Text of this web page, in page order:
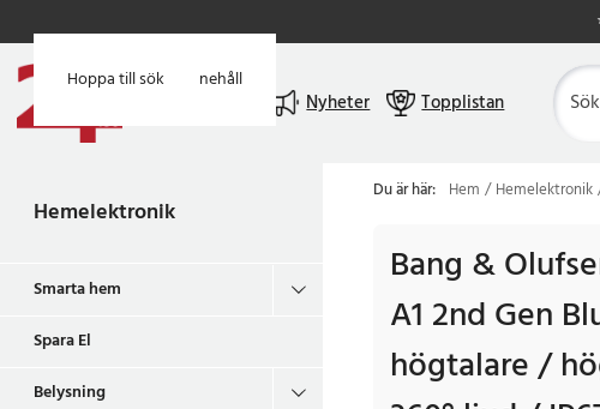
Hoppa till huvudinnehåll
Hoppa till sök
Nyheter Topplistan
Hemelektronik
Smarta hem
Spara El
Belysning
Du är här: Hem Hemelektronik
Bang &
A1 2nd Gen
högtalare /